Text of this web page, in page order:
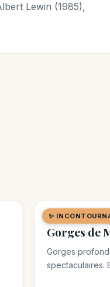
Lewin (1985),
✨
🌿 SITE NATUREL
Gorges de
Gorges
spectaculaires.